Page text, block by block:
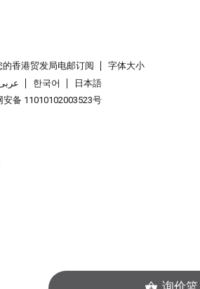
的香港贸发局电邮订阅
字体大小
한국어
日本語
安备 11010102003523号
询价篮